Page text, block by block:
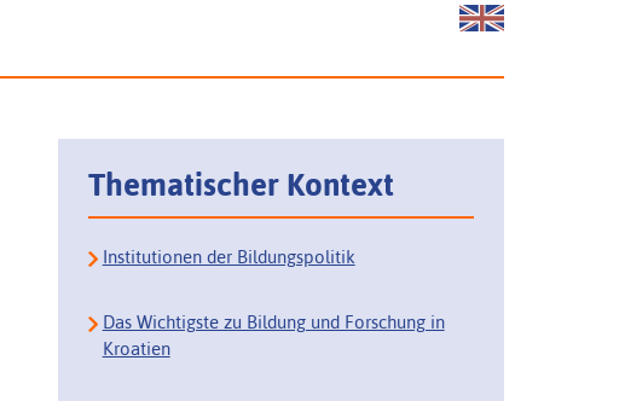
Thematischer Kontext
Institutionen der Bildungspolitik
Das Wichtigste zu Bildung und Forschung in
Kroatien